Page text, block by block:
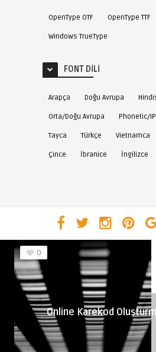
OpenType OTF OpenType TTF
Windows TrueType
FONT DILI
Arapça Doğu Avrupa
Orta/Doğu Avrupa Phonetic/
Tayca Türkçe Vietnamca
Çince İbranice İngilizce
0
Online Karekod